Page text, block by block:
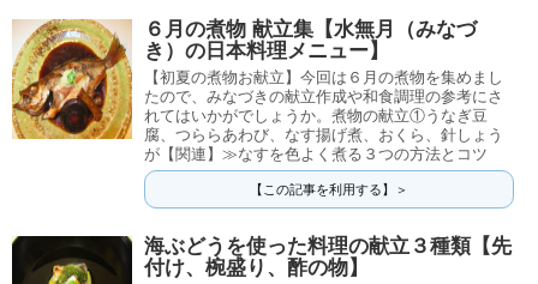
６月の煮物 献立集【水無月（みなづ
き）の日本料理メニュー】
【初夏の煮物お献立】今回は６月の煮物を集めまし
たので、みなづきの献立作成や和食調理の参考にさ
れてはいかがでしょうか。煮物の献立①うなぎ豆
腐、つららあわび、なす揚げ煮、おくら、針しょう
が【関連】≫なすを色よく煮る３つの方法とコツ
【この記事を利用する】＞
海ぶどうを使った料理の献立３種類【先
付け、椀盛り、酢の物】